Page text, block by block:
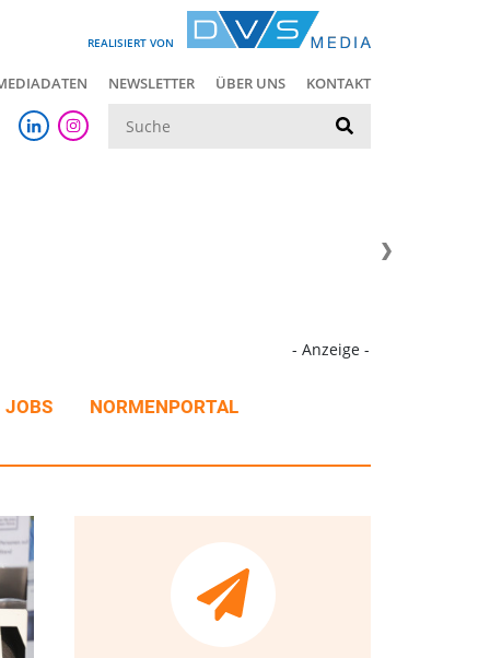
REALISIERT VON
NEWSLETTER ÜBER UNS KONTAKT
- Anzeige -
JOBS NORMENPORTAL